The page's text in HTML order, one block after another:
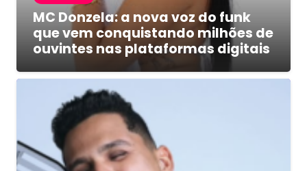
MC Donzela: a nova voz do funk
que vem conquistando milhões de
ouvintes nas plataformas digitais